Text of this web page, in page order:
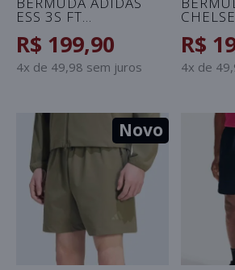
ESS 3S FT
PRETO/BRANCO
R$ 199,90
4x de 49,98 sem juros
R$
4x de
Novo